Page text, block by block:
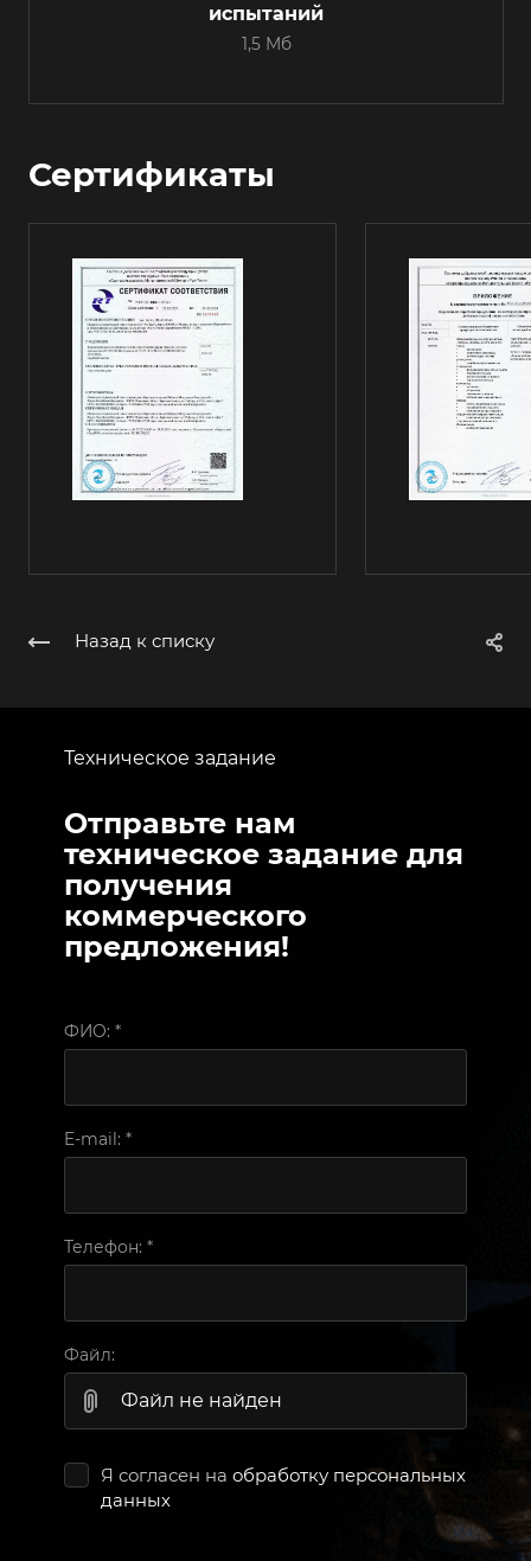
испытаний
1,5 Мб
Сертификаты
Назад к списку
Техническое задание
Отправьте нам
техническое задание для
получения
коммерческого
предложения!
ФИО: *
E-mail: *
Телефон: *
Файл:
Файл не найден
Я согласен на обработку персональных
данных